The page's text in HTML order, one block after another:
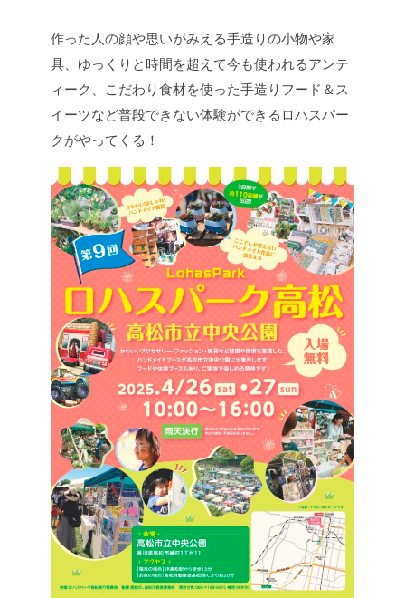
作った人の顔や思いがみえる手造りの小物や家
具、ゆっくりと時間を超えて今も使われるアンテ
ィーク、こだわり食材を使った手造りフード＆ス
イーツなど普段できない体験ができるロハスパー
クがやってくる！